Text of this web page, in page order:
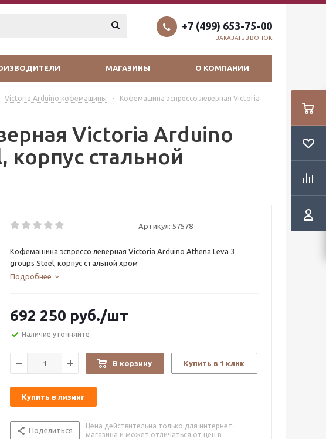
+7 (499) 653-75-00
ЗАКАЗАТЬ ЗВОНОК
МАГАЗИНЫ О КОМПАНИИ
Victoria Arduino кофемашины -
Кофемашина эспрессо леверная Victoria
Victoria Arduino
корпус стальной
Артикул: 57578
Кофемашина эспрессо леверная Victoria Arduino Athena Leva 3
groups Steel, корпус стальной хром
Подробнее
692 250 руб./шт
Наличие уточняйте
В корзину Купить в 1 клик
Купить в лизинг
Поделиться
Цена действительна только для интернет-
магазина и может отличаться от цен в